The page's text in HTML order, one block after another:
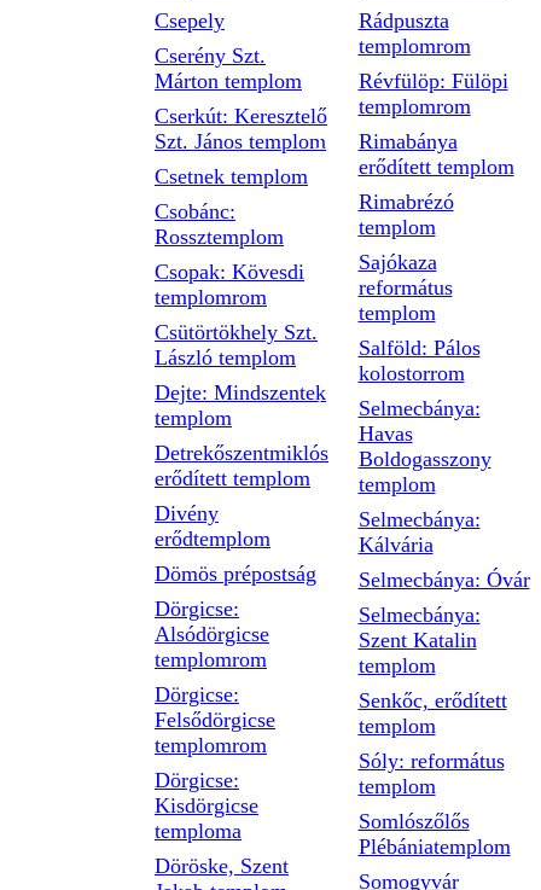
Csepely
Cserény Szt.
Márton templom
Cserkút: Keresztelő
Szt. János templom
Csetnek templom
Csobánc:
Rossztemplom
Csopak: Kövesdi
templomrom
Csütörtökhely Szt.
László templom
Dejte: Mindszentek
templom
Detrekőszentmiklós
erődített templom
Divény
erődtemplom
Dömös prépostság
Dörgicse:
Alsódörgicse
templomrom
Dörgicse:
Felsődörgicse
templomrom
Dörgicse:
Kisdörgicse
temploma
Döröske, Szent
Rádpuszta
templomrom
Révfülöp: Fülöpi
templomrom
Rimabánya
erődített templom
Rimabrézó
templom
Sajókaza
református
templom
Salföld: Pálos
kolostorrom
Selmecbánya:
Havas
Boldogasszony
templom
Selmecbánya:
Kálvária
Selmecbánya: Óvár
Selmecbánya:
Szent Katalin
templom
Senkőc, erődített
templom
Sóly: református
templom
Somlószőlős
Plébániatemplom
Somogyvár